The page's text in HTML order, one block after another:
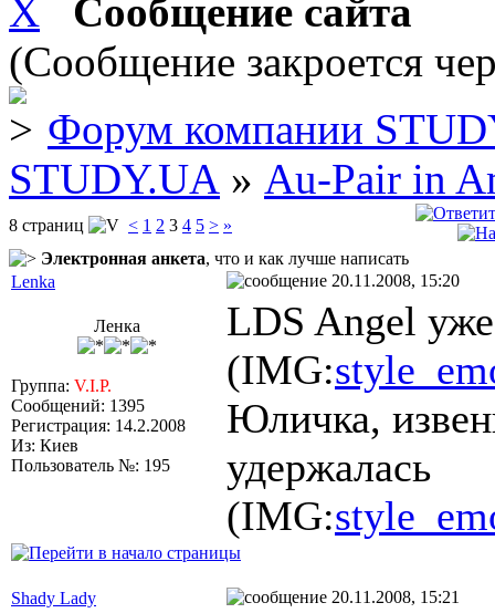
Сообщение сайта
(Сообщение закроется
Форум компании
STUDY.UA » Au-Pair in
8 страниц < 1 2 3 4 5 > »
Электронная анкета, что и как лучше написать
Lenka
20.11.2008, 15:20
Ленка
Группа: V.I.P.
Сообщений: 1395
Регистрация: 14.2.2008
Из: Киев
Пользователь №: 195
LDS Angel
(IMG:
Юличка,
удержалась
(IMG:
Shady Lady 20.11.2008, 15:21